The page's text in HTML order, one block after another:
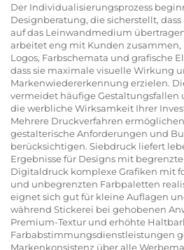
Der Individualisierungsprozess
Designberatung, die sicherstellt,
auf das Leinwandmedium
arbeitet eng mit Kunden
Logos, Farbschemata und grafische
dass sie maximale visuelle Wirkung
Markenwiedererkennung erzielen.
vermeidet häufige Gestaltungsfallen
die werbliche Wirksamkeit Ihrer
Mehrere Druckverfahren
gestalterische Anforderungen und
berücksichtigen. Siebdruck liefert
Ergebnisse für Designs mit
Digitaldruck komplexe Grafiken mit
und unbegrenzten Farbpaletten
eignet sich gut für kleine Auflagen
während Stickerei bei gehobenen
Premium-Textur und erhöhte
Farbabstimmungsdienstleistungen
Markenkonsistenz über alle